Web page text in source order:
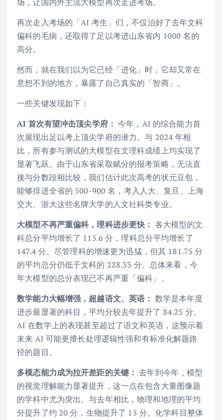
再次走入考场的「AI 考生」们，不仅治好了去年文科
偏科的毛病，还取得了足以考进山东省内 1000 名的
高分。
然而，就在我们以为它已经「进化」时，它却又常在
意想不到的地方，暴露了自己真实的「智商」。
一些关键发现如下：
AI 首次有望冲击顶尖学府： 今年，AI 的综合能力首
次展现出足以考上顶尖学府的潜力。与 2024 年相
比，所有参与测试的大模型在文理科成绩上均实现了
显著飞跃。由于山东省采取赋分的报考策略，无法直
接与分数段相比较，我们估计此次高考的状元豆包，
能够排进全省的 500-900 名，考入人大、复旦、上海
交大、浙大这些名牌大学的人文社科类专业。
大模型不再严重偏科，理科进步更快： 各大模型的文
科总分平均增长了 115.6 分，理科总分平均增长了
147.4 分。尽管理科的增速更为迅猛，但其 181.75 分
的平均总分仍低于文科的 228.33 分。总体来看，今
年大模型的总分表现已不再严重「偏科」。
数学能力大幅增强，超越语文、英语： 数学是本年度
进步最显著的科目，平均分较去年提升了 84.25 分。
AI 在数学上的表现甚至超过了语文和英语，这预示着
未来 AI 可能更擅长处理逻辑性强和有标准化解题路
径的题目。
多模态能力成为拉开差距的关键： 去年到今年，模型
的视觉理解能力显著提升，这一点在包含大量图像题
的学科中尤为突出。与去年相比，物理和地理的平均
分提升了约 20 分，生物提升了 15 分。化学科目整体